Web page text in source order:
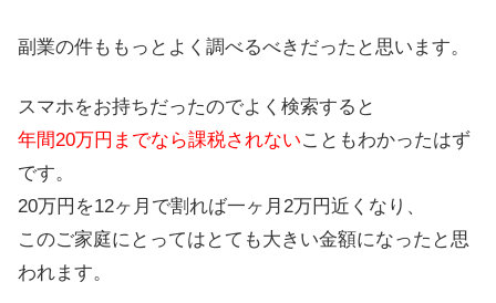
副業の件ももっとよく調べるべきだったと思います。
スマホをお持ちだったのでよく検索すると
年間20万円までなら課税されないこともわかったはず
です。
20万円を12ヶ月で割れば一ヶ月2万円近くなり、
このご家庭にとってはとても大きい金額になったと思
われます。